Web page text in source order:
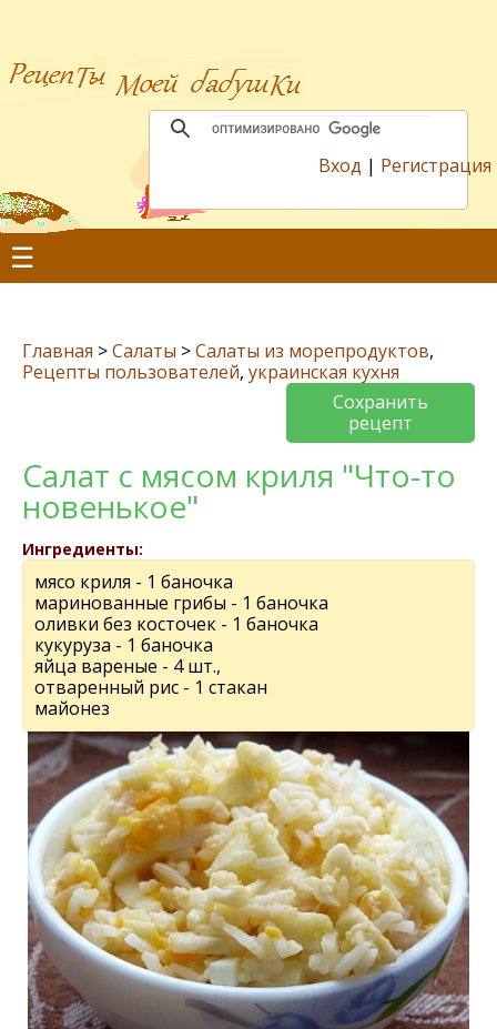
Вход | Регистрация
☰
Главная >Салаты >Салаты из морепродуктов,
Рецепты пользователей, украинская кухня
Сохранить
рецепт
Салат с мясом криля "Что-то
новенькое"
Ингредиенты:
мясо криля - 1 баночка
маринованные грибы - 1 баночка
оливки без косточек - 1 баночка
кукуруза - 1 баночка
яйца вареные - 4 шт.,
отваренный рис - 1 стакан
майонез